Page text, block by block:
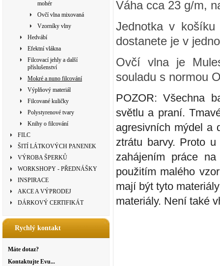
mohér
Ovčí vlna mixovaná
Vzorníky vlny
Hedvábí
Efektní vlákna
Filcovací jehly a další
příslušenství
Mokré a nuno filcování
Výplňový materiál
Filcované kuličky
Polystyrenové tvary
Knihy o filcování
FILC
ŠITÍ LÁTKOVÝCH PANENEK
VÝROBA ŠPERKŮ
WORKSHOPY - PŘEDNÁŠKY
INSPIRACE
AKCE A VÝPRODEJ
DÁRKOVÝ CERTIFIKÁT
Rychlý kontakt
Máte dotaz?
Kontaktujte Evu...
Váha cca 23 g/m,
Jednotka v
dostanete je v
Ovčí vlna je
souladu s normou
POZOR: Všechna
světlu a praní.
agresivních mýdel a
ztrátu barvy. Proto
zahájením práce
použitím malého
mají být tyto
materiály. Není také